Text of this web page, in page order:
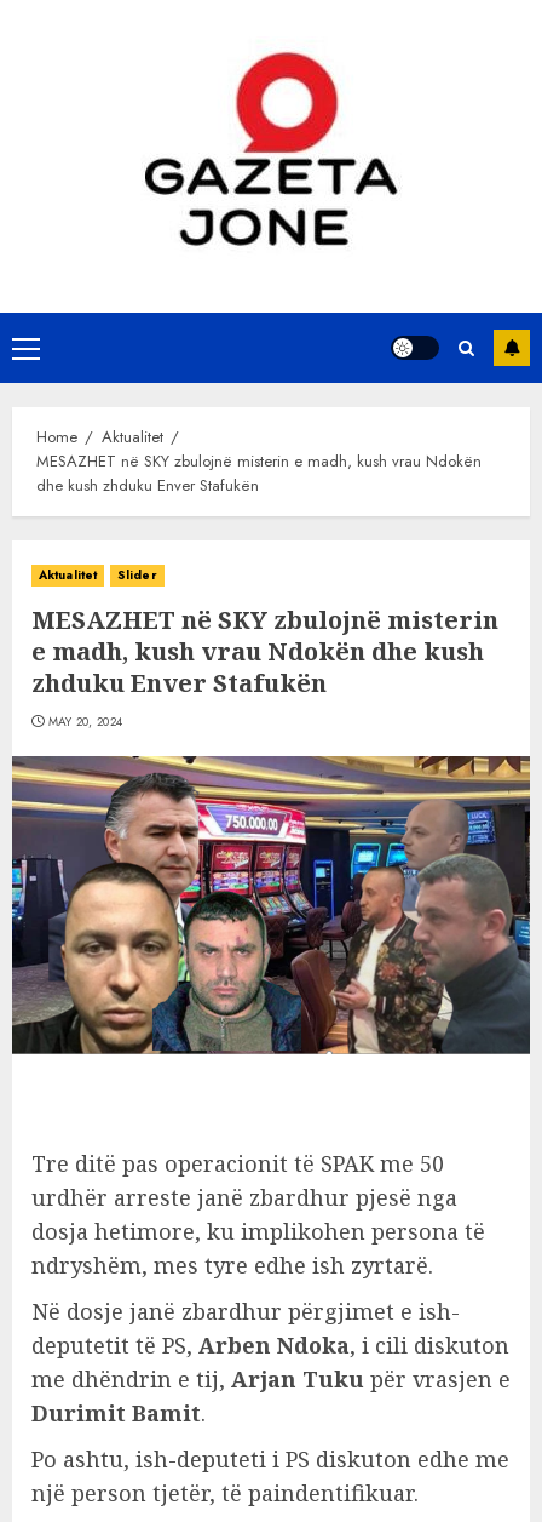
Primary
Menu
Home
Aktualitet
MESAZHET në SKY zbulojnë misterin e madh, kush vrau Ndokën
dhe kush zhduku Enver Stafukën
Aktualitet Slider
MESAZHET në SKY zbulojnë misterin
e madh, kush vrau Ndokën dhe kush
zhduku Enver Stafukën
MAY 20, 2024
Tre ditë pas operacionit të SPAK me 50
urdhër arreste janë zbardhur pjesë nga
dosja hetimore, ku implikohen persona të
ndryshëm, mes tyre edhe ish zyrtarë.
Në dosje janë zbardhur përgjimet e ish-
deputetit të PS, Arben Ndoka, i cili diskuton
me dhëndrin e tij, Arjan Tuku për vrasjen e
Durimit Bamit.
Po ashtu, ish-deputeti i PS diskuton edhe me
një person tjetër, të paindentifikuar.